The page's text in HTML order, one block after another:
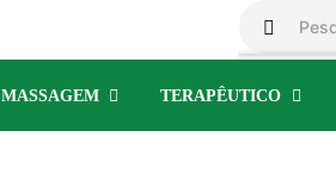
MASSAGEM TERAPÊUTICO